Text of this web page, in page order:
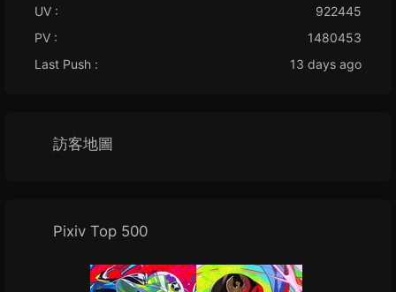
UV :
922445
PV :
1480453
Last Push :
13 days ago
訪客地圖
Pixiv Top 500